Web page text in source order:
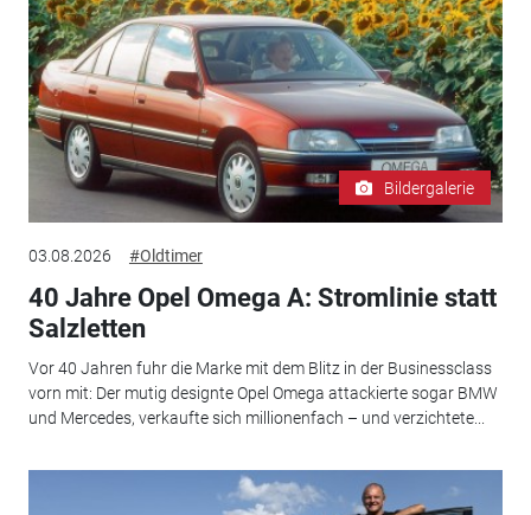
Bildergalerie
03.08.2026 #Oldtimer
40 Jahre Opel Omega A: Stromlinie statt
Salzletten
Vor 40 Jahren fuhr die Marke mit dem Blitz in der Businessclass
vorn mit: Der mutig designte Opel Omega attackierte sogar BMW
und Mercedes, verkaufte sich millionenfach – und verzichtete...